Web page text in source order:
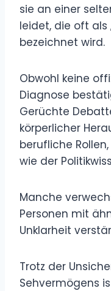
sie an einer
leidet, die oft als
bezeichnet wird.
Obwohl keine
Diagnose
Gerüchte
körperlicher
berufliche
wie der
Manche
Personen mit
Unklarheit
Trotz der
Sehvermögens